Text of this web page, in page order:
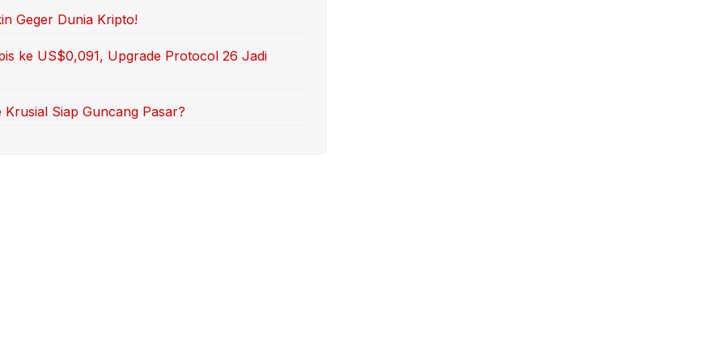
Geger Dunia Kripto!
ke US$0,091, Upgrade Protocol 26 Jadi
Siap Guncang Pasar?